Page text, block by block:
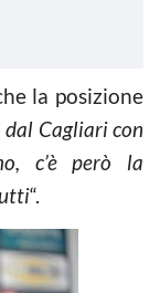
la posizione
Cagliari con
c’è però la
“.